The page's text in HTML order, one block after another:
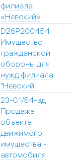
филиала
«Невский»
D26P200454
Имущество
гражданской
обороны для
нужд филиала
"Невский"
23-01/54-зд
Продажа
объекта
движимого
имущества -
автомобиля